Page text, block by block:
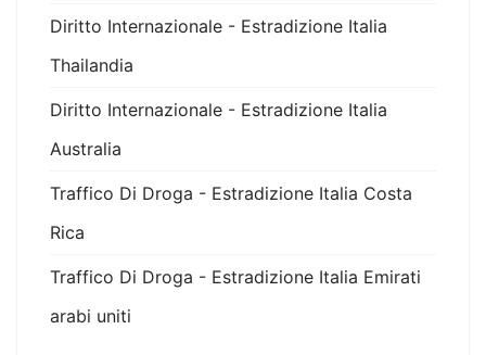
Diritto Internazionale - Estradizione Italia
Thailandia
Diritto Internazionale - Estradizione Italia
Australia
Traffico Di Droga - Estradizione Italia Costa
Rica
Traffico Di Droga - Estradizione Italia Emirati
arabi uniti